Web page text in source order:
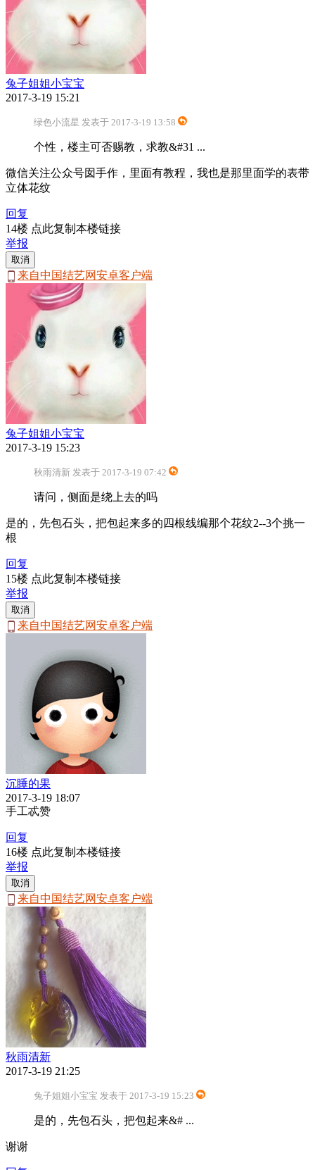
兔子姐姐小宝宝
2017-3-19 15:21
绿色小流星 发表于 2017-3-19 13:58
个性，楼主可否赐教，求教&#31 ...
微信关注公众号囡手作，里面有教程，我也是那里面学的表带
立体花纹
回复
14楼 点此复制本楼链接
举报
取消
来自中国结艺网安卓客户端
兔子姐姐小宝宝
2017-3-19 15:23
秋雨清新 发表于 2017-3-19 07:42
请问，侧面是绕上去的吗
是的，先包石头，把包起来多的四根线编那个花纹2--3个挑一
根
回复
15楼 点此复制本楼链接
举报
取消
来自中国结艺网安卓客户端
沉睡的果
2017-3-19 18:07
手工忒赞
回复
16楼 点此复制本楼链接
举报
取消
来自中国结艺网安卓客户端
秋雨清新
2017-3-19 21:25
兔子姐姐小宝宝 发表于 2017-3-19 15:23
是的，先包石头，把包起来&# ...
谢谢